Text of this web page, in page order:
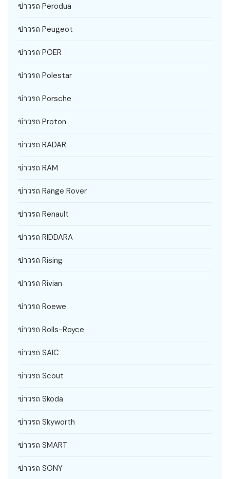
ข่าวรถ Perodua
ข่าวรถ Peugeot
ข่าวรถ POER
ข่าวรถ Polestar
ข่าวรถ Porsche
ข่าวรถ Proton
ข่าวรถ RADAR
ข่าวรถ RAM
ข่าวรถ Range Rover
ข่าวรถ Renault
ข่าวรถ RIDDARA
ข่าวรถ Rising
ข่าวรถ Rivian
ข่าวรถ Roewe
ข่าวรถ Rolls-Royce
ข่าวรถ SAIC
ข่าวรถ Scout
ข่าวรถ Skoda
ข่าวรถ Skyworth
ข่าวรถ SMART
ข่าวรถ SONY